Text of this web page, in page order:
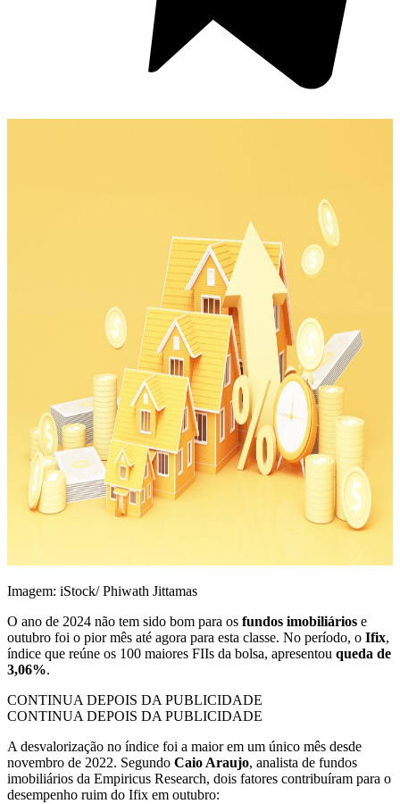
Imagem: iStock/ Phiwath Jittamas
O ano de 2024 não tem sido bom para os fundos imobiliários e
outubro foi o pior mês até agora para esta classe. No período, o Ifix,
índice que reúne os 100 maiores FIIs da bolsa, apresentou queda de
3,06%.
CONTINUA DEPOIS DA PUBLICIDADE
CONTINUA DEPOIS DA PUBLICIDADE
A desvalorização no índice foi a maior em um único mês desde
novembro de 2022. Segundo Caio Araujo, analista de fundos
imobiliários da Empiricus Research, dois fatores contribuíram para o
desempenho ruim do Ifix em outubro: